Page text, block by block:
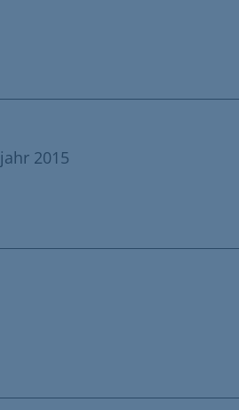
2015